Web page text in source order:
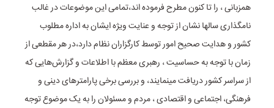
همزبانی ، را تا کنون مطرح فرموده اند،تمامی این موضوعات در غالب
نامگذاری سالها نشان از توجه و عنایت ویژه ایشان به اداره مطلوب
کشور و هدایت صحیح امور توسط کارگزاران نظام دارد،در هر مقطعی از
زمان با توجه به حساسیت ، رهبری معظم با اطلاعات و گزارش‌هایی که
از سراسر کشور دریافت مینمایند، و بررسی برخی پارامترهای دینی و
فرهنگی، اجتماعی و اقتصادی ، مردم و مسئولان را به یک موضوع توجه